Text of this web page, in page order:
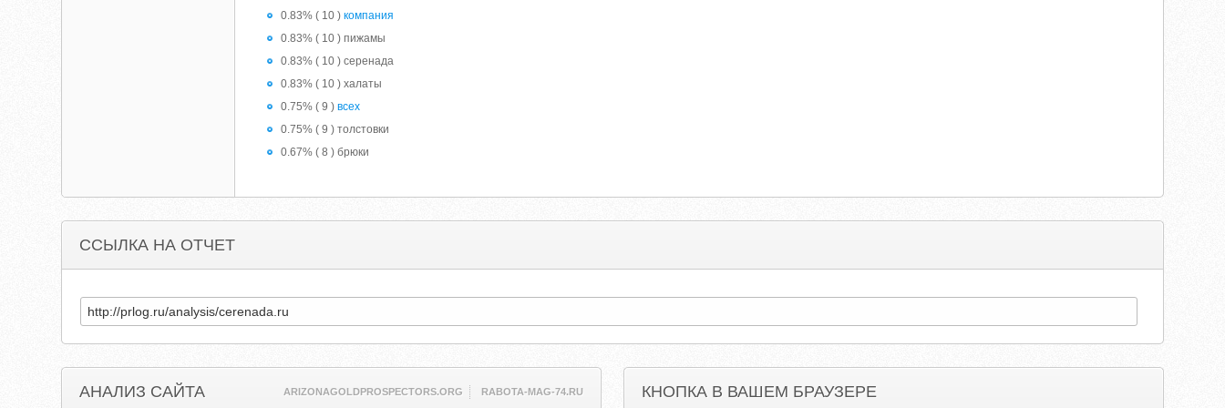
0.83% ( 10 )компания
0.83% ( 10 ) пижамы
0.83% ( 10 ) серенада
0.83% ( 10 ) халаты
0.75% ( 9 )всех
0.75% ( 9 ) толстовки
0.67% ( 8 ) брюки
ССЫЛКА НА ОТЧЕТ
АНАЛИЗ САЙТА ARIZONAGOLDPROSPECTORS.ORG RABOTA-MAG-74.RU КНОПКА В ВАШЕМ БРАУЗЕРЕ